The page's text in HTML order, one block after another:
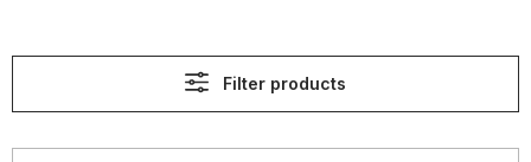
Filter products